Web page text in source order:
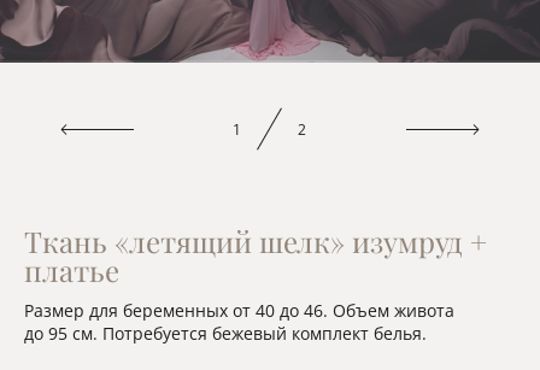
1 2
Ткань «летящий шелк» изумруд +
платье
Размер для беременных от 40 до 46. Объем живота
до 95 см. Потребуется бежевый комплект белья.